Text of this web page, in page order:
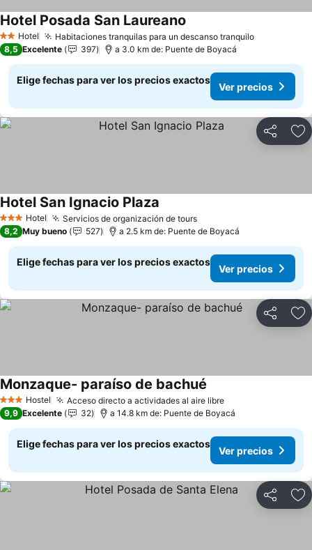
2 Estrellas
Hotel Habitaciones tranquilas para un descanso tranquilo
Hotel Posada San Laureano
8,5 Excelente 397 a 3.0 km de: Puente de Boyacá
Elige fechas para ver los precios exactos
Ver precios
Compartir
3 Estrellas
Hotel Servicios de organización de tours
Hotel San Ignacio Plaza
8,2 Muy bueno 527 a 2.5 km de: Puente de Boyacá
Elige fechas para ver los precios exactos
Ver precios
Compartir
3 EstrellasHostel Acceso directo a actividades al aire libre
Monzaque- paraíso de bachué
9,9 Excelente 32 a 14.8 km de: Puente de Boyacá
Elige fechas para ver los precios exactos
Ver precios
Compartir